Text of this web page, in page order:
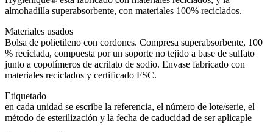
almohadilla superabsorbente, con materiales 100% reciclados.
Materiales usados
Bolsa de polietileno con cordones. Compresa superabsorbente, 100
% reciclada, compuesta por un soporte no tejido a base de sulfato
junto a copolímeros de acrilato de sodio. Envase fabricado con
materiales reciclados y certificado FSC.
Etiquetado
en cada unidad se escribe la referencia, el número de lote/serie, el
método de esterilización y la fecha de caducidad de ser aplicaple